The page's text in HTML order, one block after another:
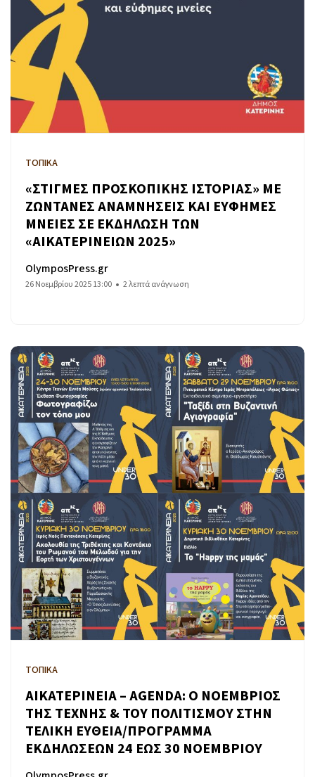
ΤΟΠΙΚΑ
«ΣΤΙΓΜΕΣ ΠΡΟΣΚΟΠΙΚΗΣ ΙΣΤΟΡΙΑΣ» ΜΕ
ΖΩΝΤΑΝΕΣ ΑΝΑΜΝΗΣΕΙΣ ΚΑΙ ΕΥΦΗΜΕΣ
ΜΝΕΙΕΣ ΣΕ ΕΚΔΗΛΩΣΗ ΤΩΝ
«ΑΙΚΑΤΕΡΙΝΕΙΩΝ 2025»
OlymposPress.gr
26 Νοεμβρίου 2025 13:00 2 λεπτά ανάγνωση
ΤΟΠΙΚΑ
ΑΙΚΑΤΕΡΙΝΕΙΑ – AGENDA: Ο ΝΟΕΜΒΡΙΟΣ
ΤΗΣ ΤΕΧΝΗΣ & ΤΟΥ ΠΟΛΙΤΙΣΜΟΥ ΣΤΗΝ
ΤΕΛΙΚΗ ΕΥΘΕΙΑ/ΠΡΟΓΡΑΜΜΑ
ΕΚΔΗΛΩΣΕΩΝ 24 ΕΩΣ 30 ΝΟΕΜΒΡΙΟΥ